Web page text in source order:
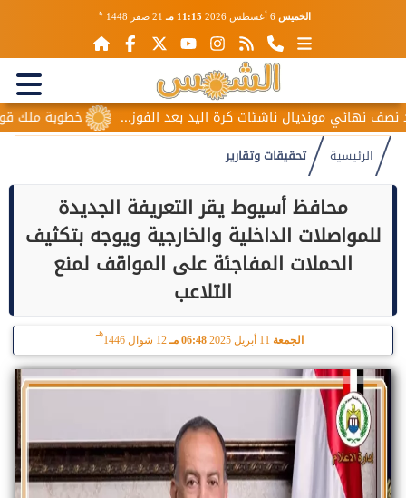
الخميس 6 أغسطس 2026 11:15 مـ 21 صفر 1448 هـ
خطوبة ملك قورة ويوسف ناشئات كرة اليد بعد الفوز...
الرئيسية تحقيقات وتقارير
محافظ أسيوط يقر التعريفة الجديدة
للمواصلات الداخلية والخارجية ويوجه بتكثيف
الحملات المفاجئة على المواقف لمنع
التلاعب
الجمعة 06:48 مـ 12 شوال 1446
هـ